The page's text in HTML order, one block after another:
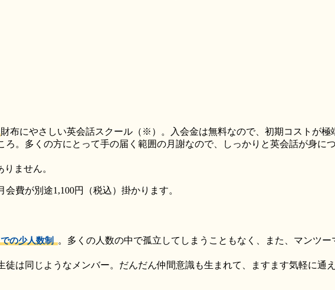
財布にやさしい英会話スクール（※）。入会金は無料なので、初期コストが極
。多くの方にとって手の届く範囲の月謝なので、しっかりと英会話が身に
ません。
費が別途1,100円（税込）掛かります。
の少人数制 。多くの人数の中で孤立してしまうこともなく、また、マンツ
は同じようなメンバー。だんだん仲間意識も生まれて、ますます気軽に通